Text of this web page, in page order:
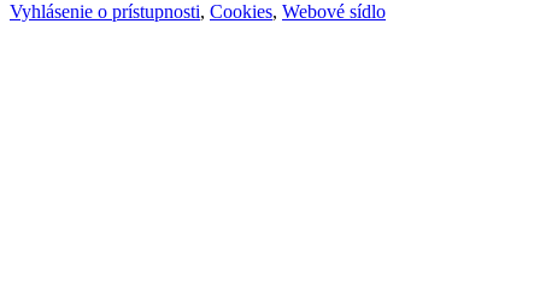
Vyhlásenie o prístupnosti, Cookies, Webové sídlo